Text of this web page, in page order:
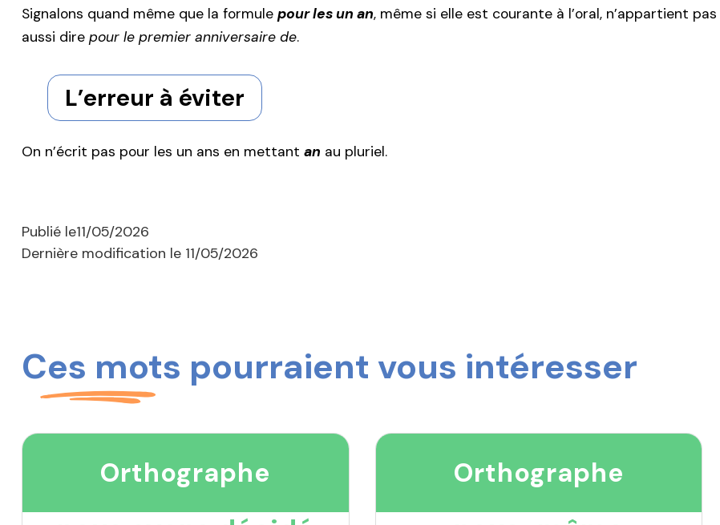
Signalons quand même que la formule pour les un an, même si elle est courante à l’oral, n’appartient
aussi dire pour le premier anniversaire de.
L’erreur à éviter
On n’écrit pas pour les un ans en mettant an au pluriel.
Publié le11/05/2026
Dernière modification le 11/05/2026
Ces mots pourraient vous intéresser
Orthographe Orthographe